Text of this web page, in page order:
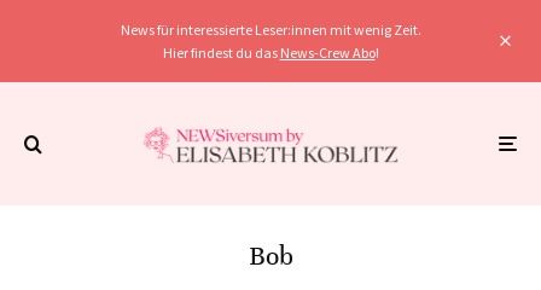
News für interessierte Leser:innen mit wenig Zeit.
Hier findest du das News-Crew Abo!
Bob